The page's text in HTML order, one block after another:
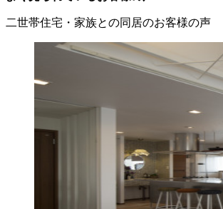
二世帯住宅・家族との同居のお客様の声